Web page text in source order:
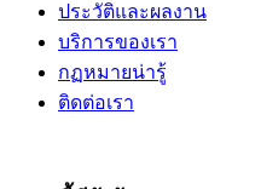
ประวัติและผลงาน
บริการของเรา
กฏหมายน่ารู้
ติดต่อเรา